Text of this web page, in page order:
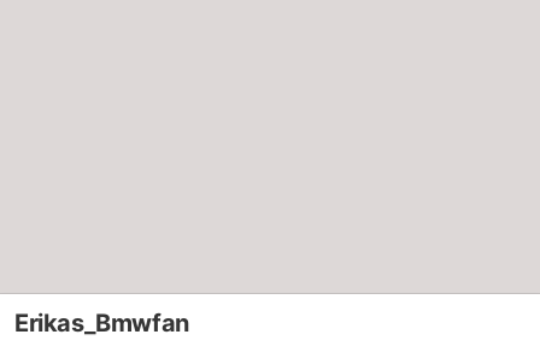
Erikas_Bmwfan